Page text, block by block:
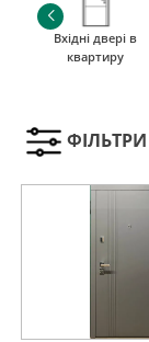
Вхідні двері в
квартиру
ФІЛЬТРИ